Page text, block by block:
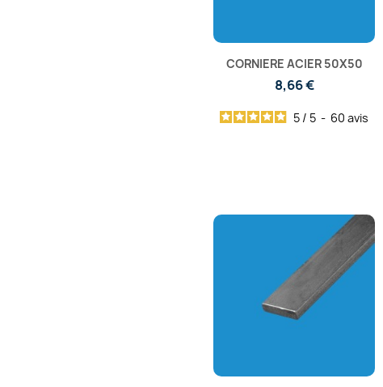
CORNIERE ACIER 50X50
8,66 €
5 / 5 - 60 avis